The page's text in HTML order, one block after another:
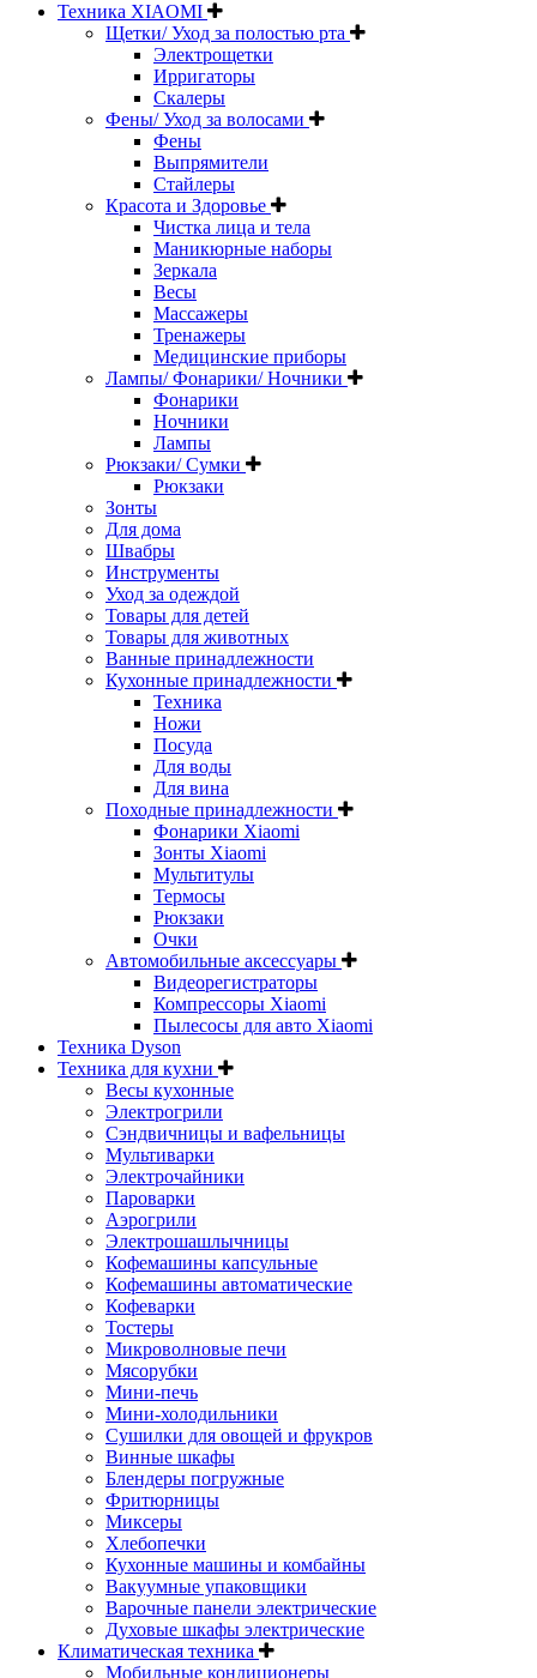
Техника XIAOMI
Щетки/ Уход за полостью рта
Электрощетки
Ирригаторы
Скалеры
Фены/ Уход за волосами
Фены
Выпрямители
Стайлеры
Красота и Здоровье
Чистка лица и тела
Маникюрные наборы
Зеркала
Весы
Массажеры
Тренажеры
Медицинские приборы
Лампы/ Фонарики/ Ночники
Фонарики
Ночники
Лампы
Рюкзаки/ Сумки
Рюкзаки
Зонты
Для дома
Швабры
Инструменты
Уход за одеждой
Товары для детей
Товары для животных
Ванные принадлежности
Кухонные принадлежности
Техника
Ножи
Посуда
Для воды
Для вина
Походные принадлежности
Фонарики Xiaomi
Зонты Xiaomi
Мультитулы
Термосы
Рюкзаки
Очки
Автомобильные аксессуары
Видеорегистраторы
Компрессоры Xiaomi
Пылесосы для авто Xiaomi
Техника Dyson
Техника для кухни
Весы кухонные
Электрогрили
Сэндвичницы и вафельницы
Мультиварки
Электрочайники
Пароварки
Аэрогрили
Электрошашлычницы
Кофемашины капсульные
Кофемашины автоматические
Кофеварки
Тостеры
Микроволновые печи
Мясорубки
Мини-печь
Мини-холодильники
Сушилки для овощей и фрукров
Винные шкафы
Блендеры погружные
Фритюрницы
Миксеры
Хлебопечки
Кухонные машины и комбайны
Вакуумные упаковщики
Варочные панели электрические
Духовые шкафы электрические
Климатическая техника
Мобильные кондиционеры